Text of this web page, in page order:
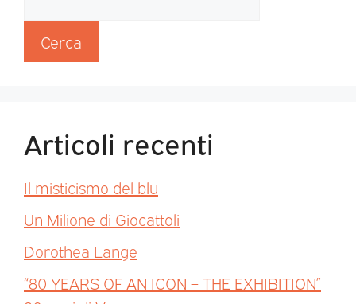
Cerca
Articoli recenti
Il misticismo del blu
Un Milione di Giocattoli
Dorothea Lange
“80 YEARS OF AN ICON – THE EXHIBITION”